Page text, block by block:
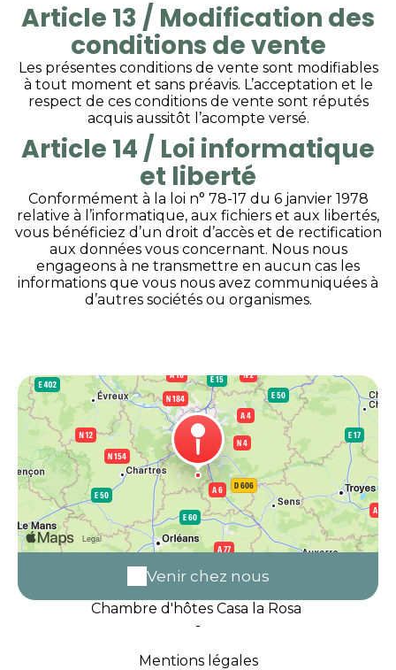
Article 13 / Modification des
conditions de vente
Les présentes conditions de vente sont modifiables
à tout moment et sans préavis. L’acceptation et le
respect de ces conditions de vente sont réputés
acquis aussitôt l’acompte versé.
Article 14 / Loi informatique
et liberté
Conformément à la loi n° 78-17 du 6 janvier 1978
relative à l’informatique, aux fichiers et aux libertés,
vous bénéficiez d’un droit d’accès et de rectification
aux données vous concernant. Nous nous
engageons à ne transmettre en aucun cas les
informations que vous nous avez communiquées à
d’autres sociétés ou organismes.
Venir chez nous
Chambre d'hôtes Casa la Rosa
-
Mentions légales